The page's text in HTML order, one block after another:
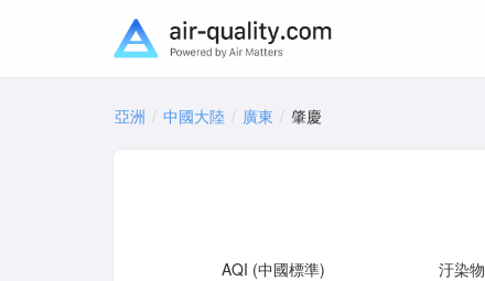
亞洲 中國大陸 廣東 肇慶
AQI (中國標準) 汙染物